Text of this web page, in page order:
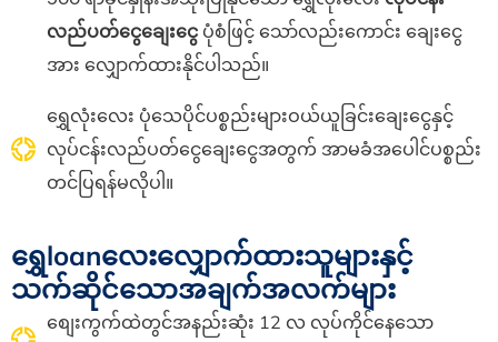
လည်ပတ်ငွေချေးငွေ ပုံစံဖြင့် သော်လည်းကောင်း ချေးငွေ
အား လျှောက်ထားနိုင်ပါသည်။
ရွှေလုံးလေး ပုံသေပိုင်ပစ္စည်းများဝယ်ယူခြင်းချေးငွေနှင့်
လုပ်ငန်းလည်ပတ်ငွေချေးငွေအတွက် အာမခံအပေါင်ပစ္စည်း
တင်ပြရန်မလိုပါ ။
‌ရွှေloanလေးလျှောက်ထားသူများနှင့်
သက်ဆိုင်သောအချက်အလက်များ
စျေးကွက်ထဲတွင်အနည်းဆုံး 12 လ လုပ်ကိုင်နေသော